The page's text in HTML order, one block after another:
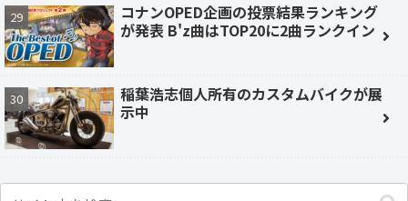
コナンOPED企画の投票結果ランキング
が発表 B'z曲はTOP20に2曲ランクイン
稲葉浩志個人所有のカスタムバイクが展
示中